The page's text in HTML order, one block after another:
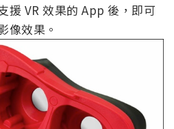
援 VR 效果的 App 後，即可
像效果。